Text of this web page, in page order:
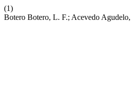
(1)
Botero Botero, L. F.; Acevedo